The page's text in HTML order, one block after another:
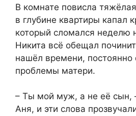
В комнате повисла
в глубине квартиры капал
который сломался неделю
Никита всё обещал
нашёл времени, постоянно
проблемы матери.
– Ты мой муж, а не её сын,
Аня, и эти слова